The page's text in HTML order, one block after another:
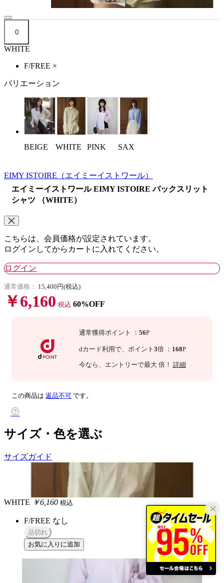
0
WHITE
F/FREE ×
バリエーション
BEIGE WHITE PINK SAX
EIMY ISTOIRE （エイミーイストワール）
エイミーイストワール EIMY ISTOIRE バックスリット
シャツ （WHITE）
こちらは、会員価格が設定されています。
ログインしてからカートに入れてください。
ログイン
通常価格： 15,400円(税込)
￥6,160 税込 60%OFF
通常獲得ポイント ： 56P
dカード利用で、 ポイント 3倍 ： 168P
今なら 、エントリーで最大 倍！ 詳細
この商品は 返品不可 です。
サイズ・色を選ぶ
サイズガイド
WHITE ￥6,160 税込
F/FREE なし
品切れ
お気に入りに追加